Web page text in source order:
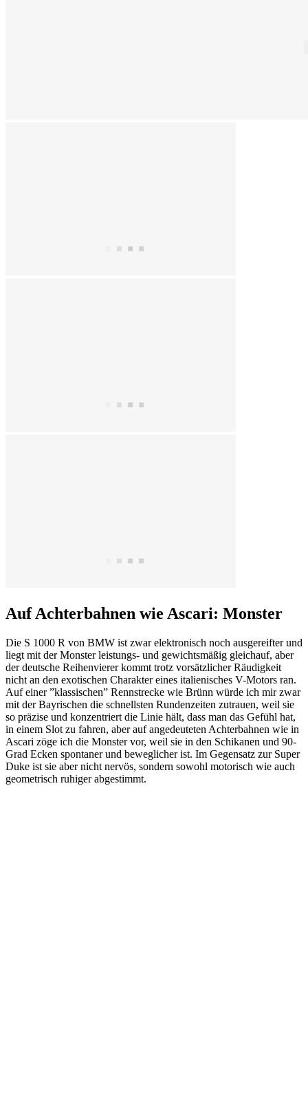
Auf Achterbahnen wie Ascari: Monster
Die S 1000 R von BMW ist zwar elektronisch noch ausgereifter und
liegt mit der Monster leistungs- und gewichtsmäßig gleichauf, aber
der deutsche Reihenvierer kommt trotz vorsätzlicher Räudigkeit
nicht an den exotischen Charakter eines italienisches V-Motors ran.
Auf einer ”klassischen” Rennstrecke wie Brünn würde ich mir zwar
mit der Bayrischen die schnellsten Rundenzeiten zutrauen, weil sie
so präzise und konzentriert die Linie hält, dass man das Gefühl hat,
in einem Slot zu fahren, aber auf angedeuteten Achterbahnen wie in
Ascari zöge ich die Monster vor, weil sie in den Schikanen und 90-
Grad Ecken spontaner und beweglicher ist. Im Gegensatz zur Super
Duke ist sie aber nicht nervös, sondern sowohl motorisch wie auch
geometrisch ruhiger abgestimmt.